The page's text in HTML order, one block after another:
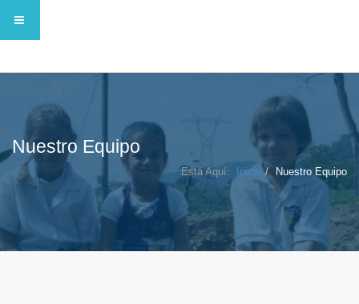
Nuestro Equipo
Está Aquí: Inicio Nuestro Equipo